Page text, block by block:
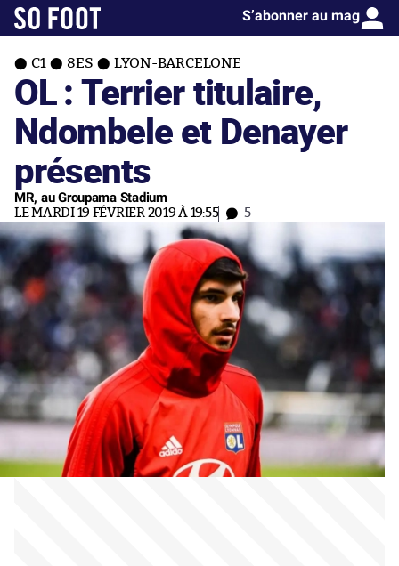
S’abonner au mag
C1 8ES LYON-BARCELONE
OL : Terrier titulaire,
Ndombele et Denayer
présents
MR, au Groupama Stadium
LE MARDI 19 FÉVRIER 2019 À 19:55 5